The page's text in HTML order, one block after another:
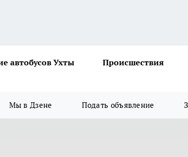
автобусов Ухты Происшествия
Мы в Дзене Подать объявление